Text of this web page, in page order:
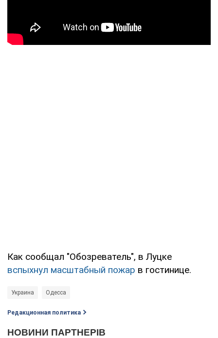
Как сообщал "Обозреватель", в Луцке
вспыхнул масштабный пожар в гостинице.
Украина Одесса
Редакционная политика